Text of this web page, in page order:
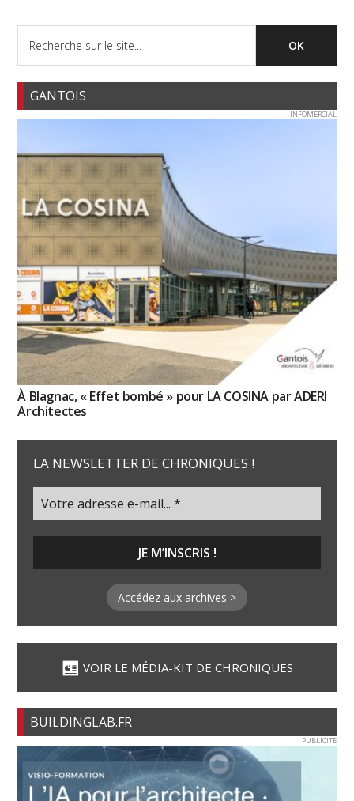
GANTOIS
INFOMERCIAL
À Blagnac, « Effet bombé » pour LA COSINA par ADERI
Architectes
LA NEWSLETTER DE CHRONIQUES !
Accédez aux archives >
VOIR LE MÉDIA-KIT DE CHRONIQUES
BUILDINGLAB.FR
PUBLICITE